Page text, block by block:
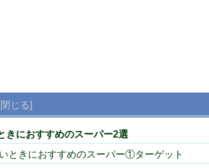
きにおすすめのスーパー2選
ときにおすすめのスーパー①ターゲット